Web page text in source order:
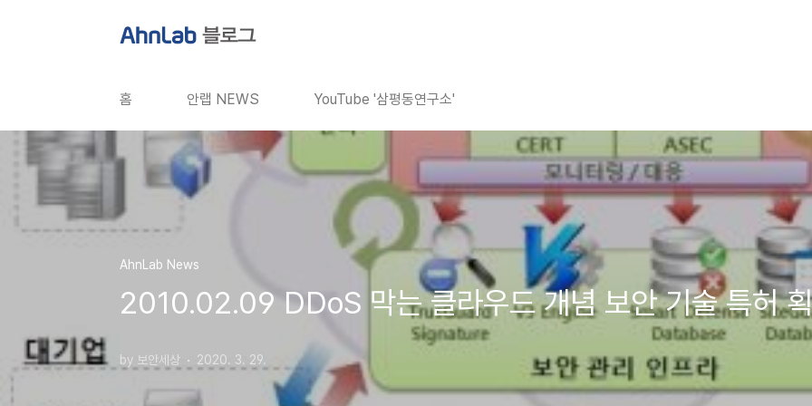
홈 안랩 NEWS YouTube '삼평동연구소'
AhnLab News
2010.02.09 DDoS 막는 클라우드 개념 보안 기술 특허
by 보안세상 2020. 3. 29.